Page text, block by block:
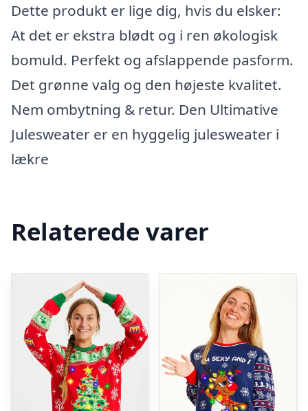
Dette produkt er lige dig, hvis du elsker:
At det er ekstra blødt og i ren økologisk
bomuld. Perfekt og afslappende pasform.
Det grønne valg og den højeste kvalitet.
Nem ombytning & retur. Den Ultimative
Julesweater er en hyggelig julesweater i
lækre
Relaterede varer